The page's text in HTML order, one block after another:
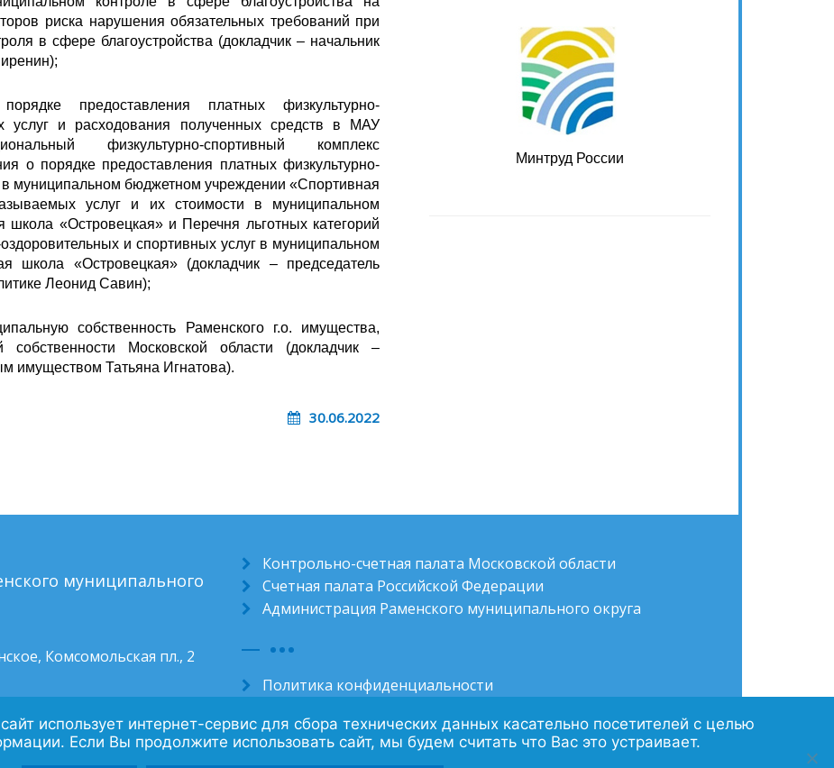
риска нарушения обязательных требований при
в сфере благоустройства (докладчик – начальник
предоставления платных физкультурно-
услуг и расходования полученных средств в МАУ
физкультурно-спортивный комплекс
о порядке предоставления платных физкультурно-
в муниципальном бюджетном учреждении «Спортивная
услуг и их стоимости в муниципальном
«Островецкая» и Перечня льготных категорий
и спортивных услуг в муниципальном
школа «Островецкая» (докладчик – председатель
Леонид Савин);
собственность Раменского г.о. имущества,
собственности Московской области (докладчик –
имуществом Татьяна Игнатова).
30.06.2022
Минтруд России
муниципального
Комсомольская пл., 2
Контрольно-счетная палата Московской области
Счетная палата Российской Федерации
Администрация Раменского муниципального округа
Политика конфиденциальности
использует интернет-сервис для сбора технических данных касательно посетителей с целью
Если Вы продолжите использовать сайт, мы будем считать что Вас это устраивает.